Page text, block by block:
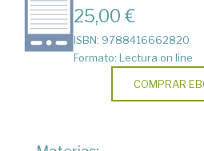
25,00 €
ISBN: 9788416662820
Formato: Lectura on line
COMPRAR